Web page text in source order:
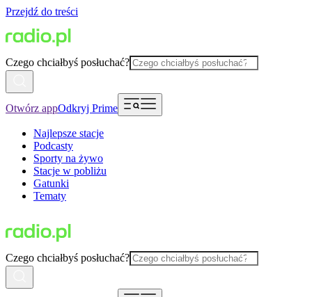
Przejdź do treści
Czego chciałbyś posłuchać?
Otwórz appOdkryj Prime
Najlepsze stacje
Podcasty
Sporty na żywo
Stacje w pobliżu
Gatunki
Tematy
Czego chciałbyś posłuchać?